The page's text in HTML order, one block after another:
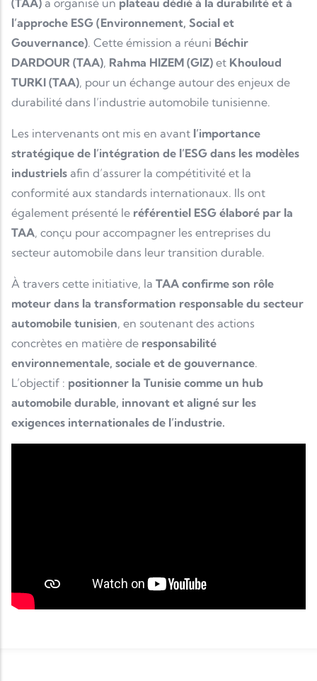
(TAA) a organisé un plateau dédié à la durabilité et à
l’approche ESG (Environnement, Social et
Gouvernance). Cette émission a réuni Béchir
DARDOUR (TAA), Rahma HIZEM (GIZ) et Khouloud
TURKI (TAA), pour un échange autour des enjeux de
durabilité dans l’industrie automobile tunisienne.
Les intervenants ont mis en avant l’importance
stratégique de l’intégration de l’ESG dans les modèles
industriels afin d’assurer la compétitivité et la
conformité aux standards internationaux. Ils ont
également présenté le référentiel ESG élaboré par la
TAA, conçu pour accompagner les entreprises du
secteur automobile dans leur transition durable.
À travers cette initiative, la TAA confirme son rôle
moteur dans la transformation responsable du secteur
automobile tunisien, en soutenant des actions
concrètes en matière de responsabilité
environnementale, sociale et de gouvernance.
L’objectif : positionner la Tunisie comme un hub
automobile durable, innovant et aligné sur les
exigences internationales de l’industrie.